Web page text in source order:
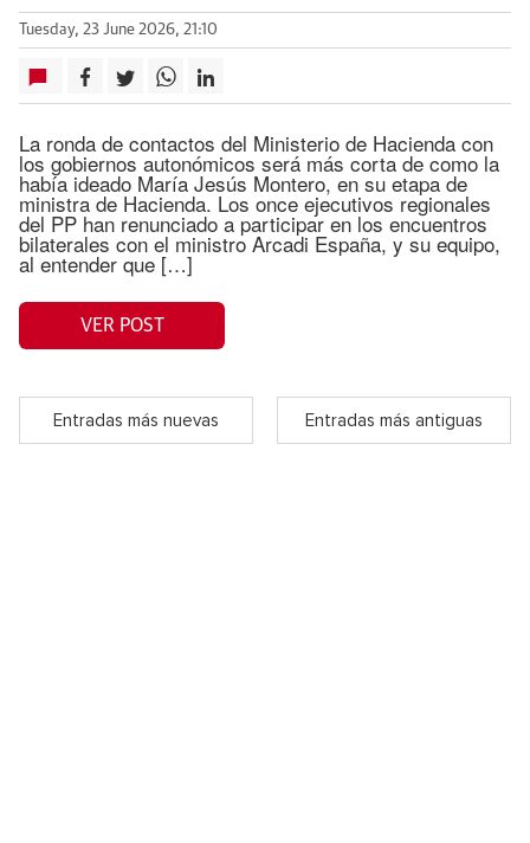
Tuesday, 23 June 2026, 21:10
La ronda de contactos del Ministerio de Hacienda con
los gobiernos autonómicos será más corta de como la
había ideado María Jesús Montero, en su etapa de
ministra de Hacienda. Los once ejecutivos regionales
del PP han renunciado a participar en los encuentros
bilaterales con el ministro Arcadi España, y su equipo,
al entender que […]
VER POST
Entradas más nuevas Entradas más antiguas